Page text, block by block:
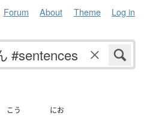
Forum About Theme Log in
こう にお